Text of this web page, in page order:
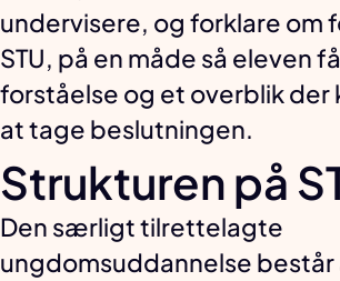
undervisere, og forklare om
STU, på en måde så eleven
forståelse og et overblik der
at tage beslutningen.
Strukturen på
Den særligt tilrettelagte
ungdomsuddannelse